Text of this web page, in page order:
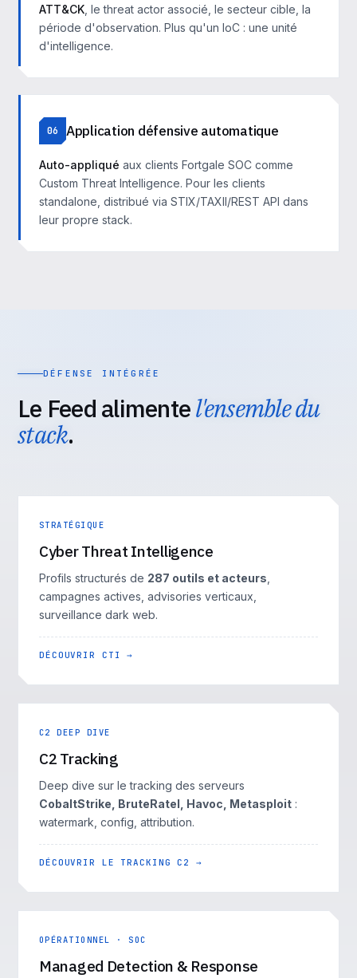
ATT&CK , le threat actor associé, le secteur cible, la
période d'observation. Plus qu'un IoC : une unité
d'intelligence.
06 Application défensive automatique
Auto-appliqué aux clients Fortgale SOC comme
Custom Threat Intelligence. Pour les clients
standalone, distribué via STIX/TAXII/REST API dans
leur propre stack.
DÉFENSE INTÉGRÉE
Le Feed alimentel'ensemble du
stack.
STRATÉGIQUE
Cyber Threat Intelligence
Profils structurés de 287 outils et acteurs
campagnes actives, advisories verticaux,
surveillance dark web.
DÉCOUVRIR CTI →
C2 DEEP DIVE
C2 Tracking
Deep dive sur le tracking des serveurs
CobaltStrike, BruteRatel, Havoc, Metasploit :
watermark, config, attribution.
DÉCOUVRIR LE TRACKING C2 →
OPÉRATIONNEL · SOC
Managed Detection & Response